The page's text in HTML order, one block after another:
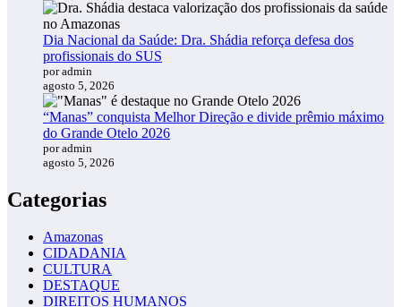
Dia Nacional da Saúde: Dra. Shádia reforça defesa dos
profissionais do SUS
por admin
agosto 5, 2026
“Manas” conquista Melhor Direção e divide prêmio máximo
do Grande Otelo 2026
por admin
agosto 5, 2026
Categorias
Amazonas
CIDADANIA
CULTURA
DESTAQUE
DIREITOS HUMANOS